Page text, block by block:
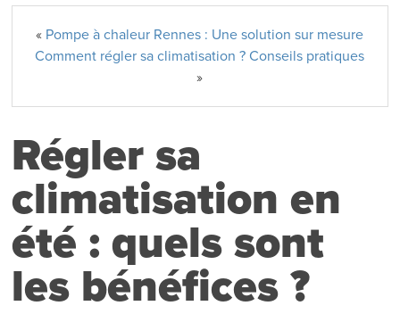
« Pompe à chaleur Rennes : Une solution sur mesure
Comment régler sa climatisation ? Conseils pratiques
»
Régler sa
climatisation en
été : quels sont
les bénéfices ?